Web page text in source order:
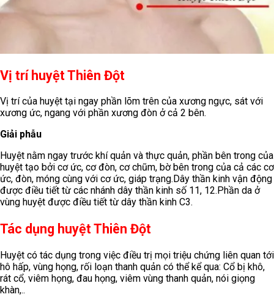
Vị trí huyệt Thiên Đột
Vị trí của huyệt tại ngay phần lõm trên của xương ngực, sát với
xương ức, ngang với phần xương đòn ở cả 2 bên.
Giải phẫu
Huyệt nằm ngay trước khí quản và thực quản, phần bên trong của
huyệt tạo bởi cơ ức, cơ đòn, cơ chũm, bờ bên trong của cả các cơ
ức, đòn, móng cùng với cơ ức, giáp trạng.Dây thần kinh vận động
được điều tiết từ các nhánh dây thần kinh số 11, 12.Phần da ở
vùng huyệt được điều tiết từ dây thần kinh C3.
Tác dụng huyệt Thiên Đột
Huyệt có tác dụng trong việc điều trị mọi triệu chứng liên quan tới
hô hấp, vùng họng, rối loạn thanh quản có thể kể qua: Cổ bị khô,
rát cổ, viêm họng, đau họng, viêm vùng thanh quản, nói giọng
khàn,..